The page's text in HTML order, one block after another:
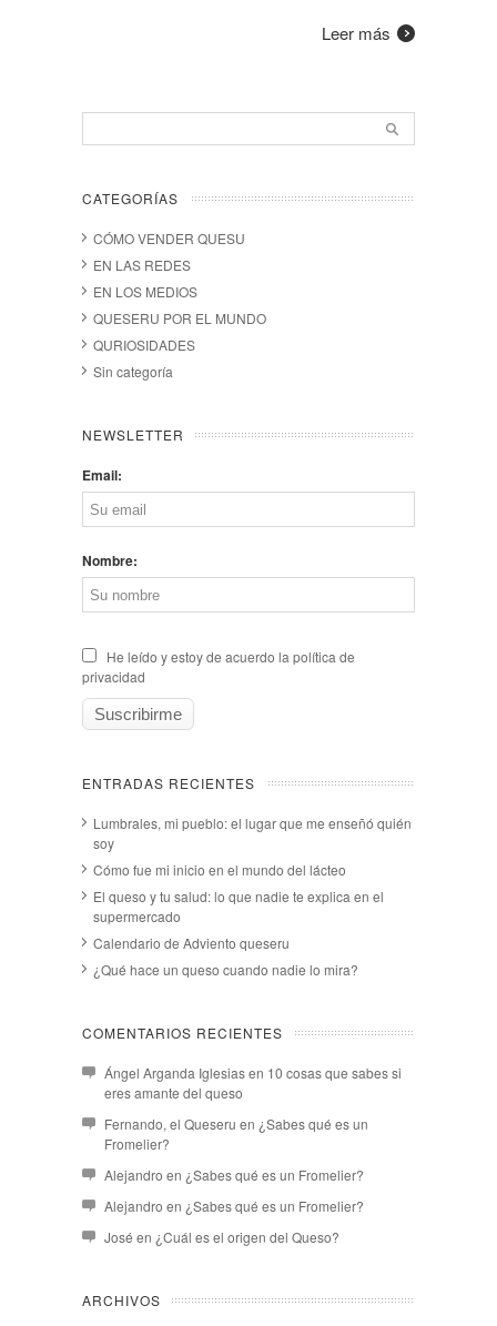
Leer más
CATEGORÍAS
CÓMO VENDER QUESU
EN LAS REDES
EN LOS MEDIOS
QUESERU POR EL MUNDO
QURIOSIDADES
Sin categoría
NEWSLETTER
Email:
Nombre:
He leído y estoy de acuerdo la política de
privacidad
ENTRADAS RECIENTES
Lumbrales, mi pueblo: el lugar que me enseñó quién
soy
Cómo fue mi inicio en el mundo del lácteo
El queso y tu salud: lo que nadie te explica en el
supermercado
Calendario de Adviento queseru
¿Qué hace un queso cuando nadie lo mira?
COMENTARIOS RECIENTES
Ángel Arganda Iglesiasen 10 cosas que sabes si
eres amante del queso
Fernando, el Queseru en ¿Sabes qué es un
Fromelier?
Alejandro en ¿Sabes qué es un Fromelier?
Alejandro en ¿Sabes qué es un Fromelier?
José en ¿Cuál es el origen del Queso?
ARCHIVOS